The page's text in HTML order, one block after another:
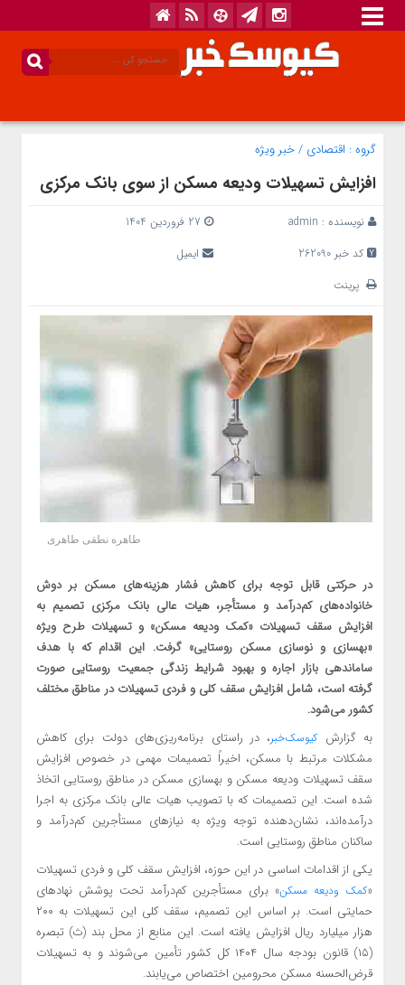
گروه : اقتصادی /خبر ویژه
افزایش تسهیلات ودیعه مسکن از سوی بانک مرکزی
نویسنده : admin
کد خبر 262090
ایمیل
پرینت
طاهره نطقی طاهری
در حرکتی قابل توجه برای کاهش فشار هزینه‌های مسکن بر دوش
خانواده‌های کم‌درآمد و مستأجر، هیات عالی بانک مرکزی تصمیم به
افزایش سقف تسهیلات «کمک ودیعه مسکن» و تسهیلات طرح ویژه
«بهسازی و نوسازی مسکن روستایی» گرفت. این اقدام که با هدف
ساماندهی بازار اجاره و بهبود شرایط زندگی جمعیت روستایی صورت
گرفته است، شامل افزایش سقف کلی و فردی تسهیلات در مناطق مختلف
کشور می‌شود.
به گزارش کیوسک‌خبر، در راستای برنامه‌ریزی‌های دولت برای کاهش
مشکلات مرتبط با مسکن، اخیراً تصمیمات مهمی در خصوص افزایش
سقف تسهیلات ودیعه مسکن و بهسازی مسکن در مناطق روستایی اتخاذ
شده است. این تصمیمات که با تصویب هیات عالی بانک مرکزی به اجرا
درآمده‌اند، نشان‌دهنده توجه ویژه به نیازهای مستأجرین کم‌درآمد و
ساکنان مناطق روستایی است.
یکی از اقدامات اساسی در این حوزه، افزایش سقف کلی و فردی تسهیلات
«کمک ودیعه مسکن» برای مستأجرین کم‌درآمد تحت پوشش نهادهای
حمایتی است. بر اساس این تصمیم، سقف کلی این تسهیلات به ۲۰۰
هزار میلیارد ریال افزایش یافته است. این منابع از محل بند (ث) تبصره
(۱۵) قانون بودجه سال ۱۴۰۴ کل کشور تأمین می‌شوند و به تسهیلات
قرض‌الحسنه مسکن محرومین اختصاص می‌یابند.